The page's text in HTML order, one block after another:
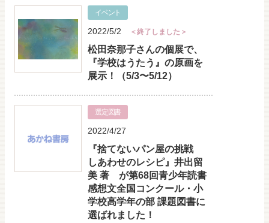
イベント
2022/5/2 ＜終了しました＞
松田奈那子さんの個展で、
『学校はうたう』の原画を
展示！（5/3〜5/12）
選定図書
2022/4/27
『捨てないパン屋の挑戦
しあわせのレシピ』井出留
美 著 が第68回青少年読書
感想文全国コンクール・小
学校高学年の部 課題図書に
選ばれました！